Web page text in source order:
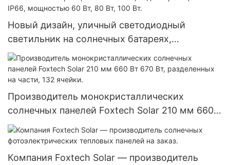
Новый дизайн, уличный светодиодный
светильник на солнечных батареях,
алюминиевый, водонепроницаемый IP66,
мощностью 60 Вт, 80 Вт, 100 Вт.
Производитель монокристаллических
солнечных панелей Foxtech Solar 210 мм 660
Вт 670 Вт, разделенных на части, 132 ячейки.
Компания Foxtech Solar — производитель